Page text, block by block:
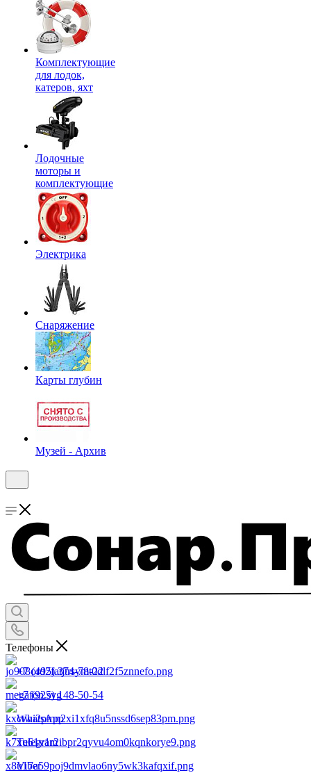
Комплектующие
для лодок,
катеров, яхт
Лодочные
моторы и
комплектующие
Электрика
Снаряжение
Карты глубин
Музей - Архив
Телефоны
+7 (495) 374-78-22
+7 (925) 148-50-54
WhatsApp
Telegram
Viber